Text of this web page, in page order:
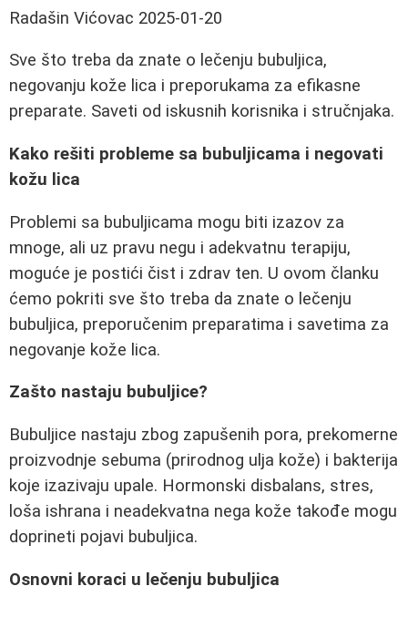
Radašin Vićovac 2025-01-20
Sve što treba da znate o lečenju bubuljica,
negovanju kože lica i preporukama za efikasne
preparate. Saveti od iskusnih korisnika i stručnjaka.
Kako rešiti probleme sa bubuljicama i negovati
kožu lica
Problemi sa bubuljicama mogu biti izazov za
mnoge, ali uz pravu negu i adekvatnu terapiju,
moguće je postići čist i zdrav ten. U ovom članku
ćemo pokriti sve što treba da znate o lečenju
bubuljica, preporučenim preparatima i savetima za
negovanje kože lica.
Zašto nastaju bubuljice?
Bubuljice nastaju zbog zapušenih pora, prekomerne
proizvodnje sebuma (prirodnog ulja kože) i bakterija
koje izazivaju upale. Hormonski disbalans, stres,
loša ishrana i neadekvatna nega kože takođe mogu
doprineti pojavi bubuljica.
Osnovni koraci u lečenju bubuljica